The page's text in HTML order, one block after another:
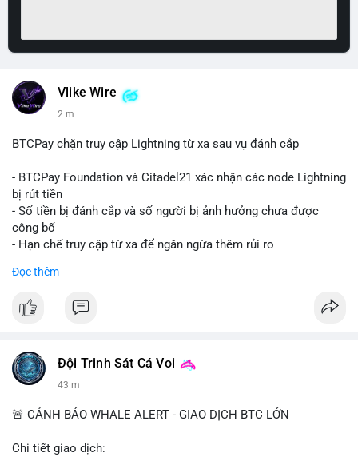
Vlike Wire
2 m
BTCPay chặn truy cập Lightning từ xa sau vụ đánh cắp
- BTCPay Foundation và Citadel21 xác nhận các node Lightning
bị rút tiền
- Số tiền bị đánh cắp và số người bị ảnh hưởng chưa được
công bố
- Hạn chế truy cập từ xa để ngăn ngừa thêm rủi ro
#binancesquare
$btc
📰 Nguồn: Cointelegraph
Đọc thêm
Đội Trinh Sát Cá Voi
43 m
🚨 CẢNH BÁO WHALE ALERT - GIAO DỊCH BTC LỚN
Chi tiết giao dịch: